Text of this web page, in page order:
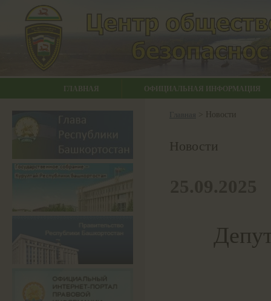
ГЛАВНАЯ ОФИЦИАЛЬНАЯ ИНФОРМАЦИЯ
Главная > Новости
Новости